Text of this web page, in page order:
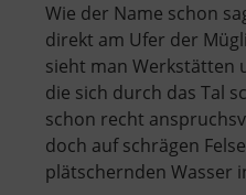
Wie der Name schon
direkt am Ufer der
sieht man Werkstätten
die sich durch das Tal
schon recht
doch auf schrägen
plätschernden Wasser